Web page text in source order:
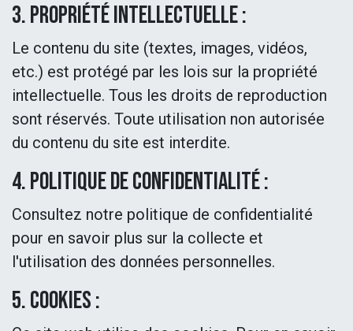
3. Propriété intellectuelle :
Le contenu du site (textes, images, vidéos,
etc.) est protégé par les lois sur la propriété
intellectuelle. Tous les droits de reproduction
sont réservés. Toute utilisation non autorisée
du contenu du site est interdite.
4. Politique de confidentialité :
Consultez notre politique de confidentialité
pour en savoir plus sur la collecte et
l'utilisation des données personnelles.
5. Cookies :